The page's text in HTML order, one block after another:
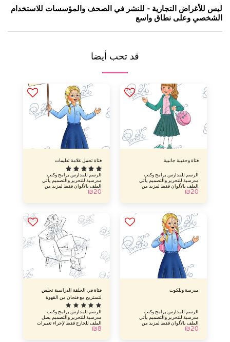
ليس للأغراض التجارية - للنشر في الصحف والمؤسسات للاستخدام
الشخصي وعلى نطاق واسع
قد تحب أيضا
فتاة وحقيبة جانبية
الرسم للمدارس برامج وكتب
مدرسية للتحرير والتصميم يأتي
الملف بالألوان فقط لمزيد من
التغييرات وتعديل الزي المدرسي لك
₪20
فتاة تحمل علامة تعليمات
الرسم للمدارس برامج وكتب
مدرسية للتحرير والتصميم يأتي
الملف بالألوان فقط لمزيد من
التغييرات وتعديل الزي المدرسي لك
₪20
مدرسة ويلكوت
الرسم للمدارس برامج وكتب
مدرسية للتحرير والتصميم يأتي
الملف بالألوان فقط لمزيد من
التغييرات وتعديل الزي المدرسي لك
₪20
فتاة في الحلقة الدراسية تجلس
لتستريح مع فنجان من القهوة
الرسم للمدارس برامج وكتب
مدرسية للتحرير والتصميم يصل
الملف للخارج فقط لإجراء تغييرات
إضافية وتعديل الزي المدرسي عليك
₪8